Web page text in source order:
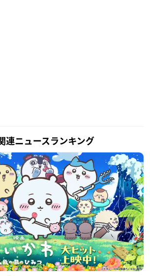
連ニュースランキング